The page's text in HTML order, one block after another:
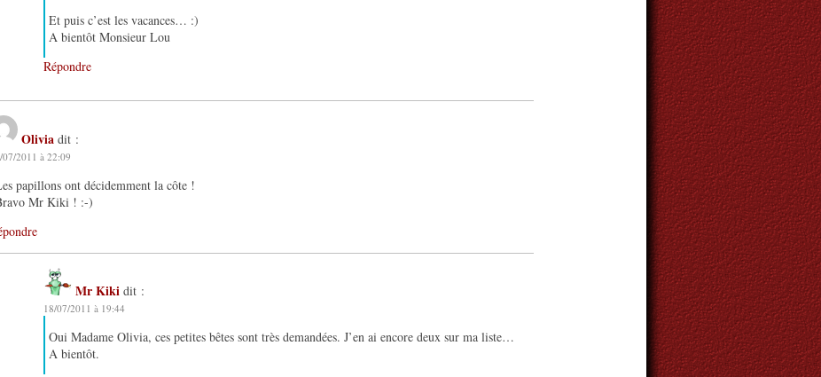
Et puis c’est les vacances… :)
A bientôt Monsieur Lou
Répondre
Olivia dit :
07/2011 à 22:09
papillons ont décidemment la côte !
Mr Kiki ! :-)
Mr Kiki dit :
18/07/2011 à 19:44
Oui Madame Olivia, ces petites bêtes sont très demandées. J’en ai encore deux sur ma liste…
A bientôt.